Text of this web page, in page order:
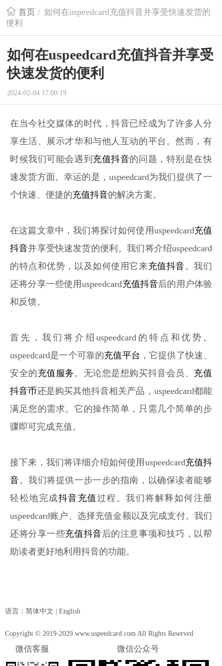
首页 / 如何在uspeedcard充值抖音并享受快速发货的
便利
如何在uspeedcard充值抖音并享受
快速发货的便利
2024-02-04 17:00:19
在当今社交媒体的时代，抖音已经成为了许多人分
享生活、展示才华和与他人互动的平台。然而，有
时候我们可能会遇到 充值抖音的问题，特别是在快
速发货方面。幸运的是，uspeedcard为我们提供了一
个快速、便捷的充值抖音的解决方案。
在这篇文章中，我们将探讨如何使用uspeedcard充值
抖音并享受快速发货的便利。我们将介绍uspeedcard
的特点和优势，以及如何使用它来充值抖音。我们
还将分享一些使用uspeedcard充值抖音后的用户体验
和反馈。
首先，我们将介绍uspeedcard的特点和优势。
uspeedcard是一个可靠的充值平台 ，它提供了快速、
安全的充值服务 。无论您是想购买抖音会员、 充值
抖音币还是购买其他抖音相关产品，uspeedcard都能
满足您的需求。它的操作简单，只需几个简单的步
骤即可完成充值。
接下来，我们将详细介绍如何使用uspeedcard充值抖
音。我们将提供一步一步的指南，以确保读者能够
轻松地完成抖音充值过程。我们将解释如何注册
uspeedcard账户、选择充值金额以及完成支付。我们
还将分享一些充值抖音后的注意事项和技巧，以帮
助读者更好地利用抖音的功能。
语言： 简体中文 | English
Copyright © 2019-2029 www.uspeedcard.com All Rights Reserved
微信客服 微信公众号